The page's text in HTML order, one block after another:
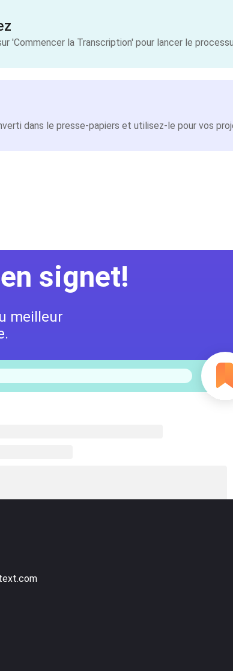
'Commencer la Transcription' pour lancer le
dans le presse-papiers et utilisez-le pour vos
signet!
meilleur